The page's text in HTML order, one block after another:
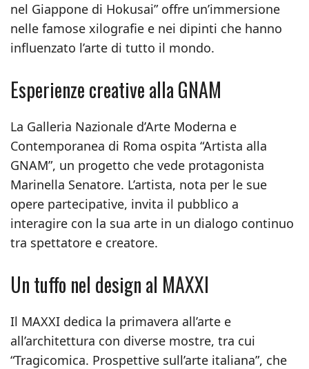
nel Giappone di Hokusai” offre un’immersione
nelle famose xilografie e nei dipinti che hanno
influenzato l’arte di tutto il mondo.
Esperienze creative alla GNAM
La Galleria Nazionale d’Arte Moderna e
Contemporanea di Roma ospita “Artista alla
GNAM”, un progetto che vede protagonista
Marinella Senatore. L’artista, nota per le sue
opere partecipative, invita il pubblico a
interagire con la sua arte in un dialogo continuo
tra spettatore e creatore.
Un tuffo nel design al MAXXI
Il MAXXI dedica la primavera all’arte e
all’architettura con diverse mostre, tra cui
“Tragicomica. Prospettive sull’arte italiana”, che